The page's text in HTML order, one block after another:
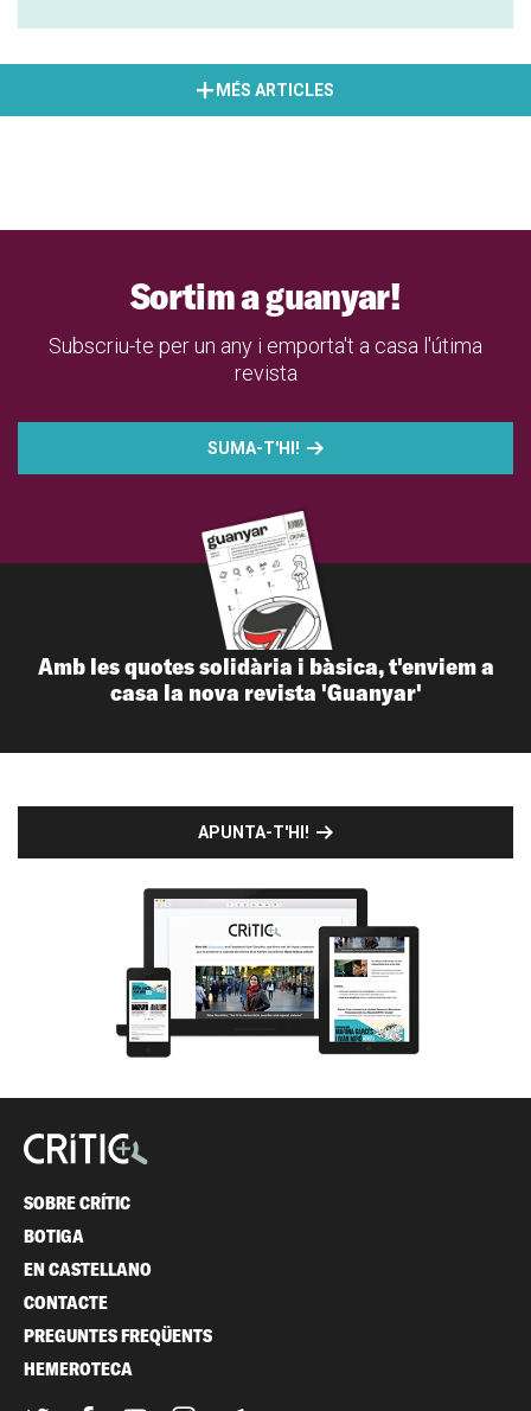
MÉS ARTICLES
Sortim a guanyar!
Subscriu-te per un any i emporta't a casa l'útima
revista
SUMA-T'HI!
Amb les quotes solidària i bàsica, t'enviem a
casa la nova revista 'Guanyar'
APUNTA-T'HI!
SOBRE CRÍTIC
BOTIGA
EN CASTELLANO
CONTACTE
PREGUNTES FREQÜENTS
HEMEROTECA